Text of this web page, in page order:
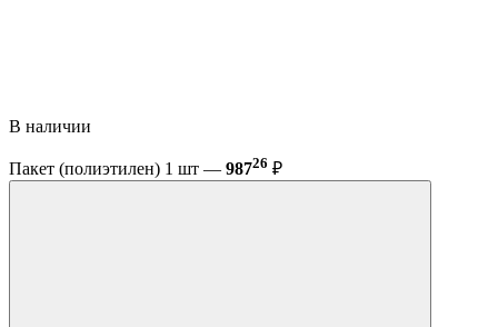
В наличии
Пакет (полиэтилен) 1 шт — 98726 ₽